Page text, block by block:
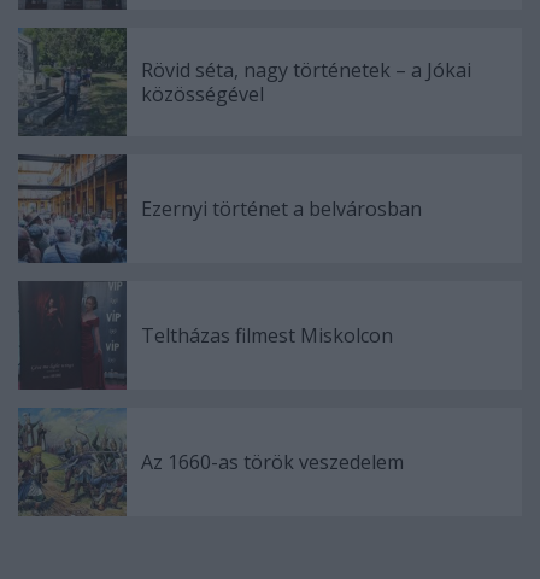
Rövid séta, nagy történetek – a Jókai
közösségével
Ezernyi történet a belvárosban
Teltházas filmest Miskolcon
Az 1660-as török veszedelem